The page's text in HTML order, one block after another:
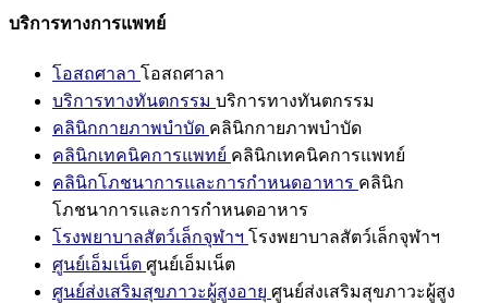
บริการทางการแพทย์
โอสถศาลา โอสถศาลา
บริการทางทันตกรรม บริการทางทันตกรรม
คลินิกกายภาพบำบัด คลินิกกายภาพบำบัด
คลินิกเทคนิคการแพทย์ คลินิกเทคนิคการแพทย์
คลินิกโภชนาการและการกำหนดอาหาร คลินิก
โภชนาการและการกำหนดอาหาร
โรงพยาบาลสัตว์เล็กจุฬาฯ โรงพยาบาลสัตว์เล็กจุฬาฯ
ศูนย์เอ็มเน็ต ศูนย์เอ็มเน็ต
ศูนย์ส่งเสริมสุขภาวะผู้สูงอายุ ศูนย์ส่งเสริมสุขภาวะผู้สูง